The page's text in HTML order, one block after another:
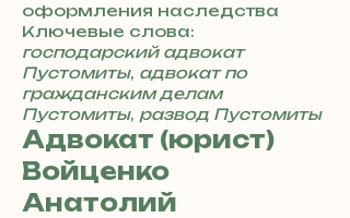
оформления наследства
Ключевые слова:
господарский адвокат
Пустомиты, адвокат по
гражданским делам
Пустомиты, развод Пустомиты
Адвокат (юрист)
Войценко
Анатолий